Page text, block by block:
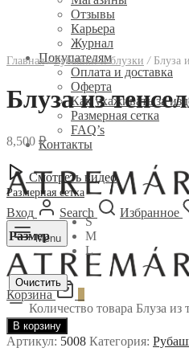
Отзывы
Карьера
Журнал
Покупателям
Оплата и доставка
Оферта
Как ухаживать за
Размерная сетка
FAQ’s
Контакты
Вход Search Избранное
Menu
Корзина
Главная / Рубашки и блузки /Блуза
Блуза из
8,500 ₽
Смотреть видео
Размерная сетка
Размер
S
M
L
Очистить
Количество товара Блуза из
В корзину
Артикул: 5008 Категория: